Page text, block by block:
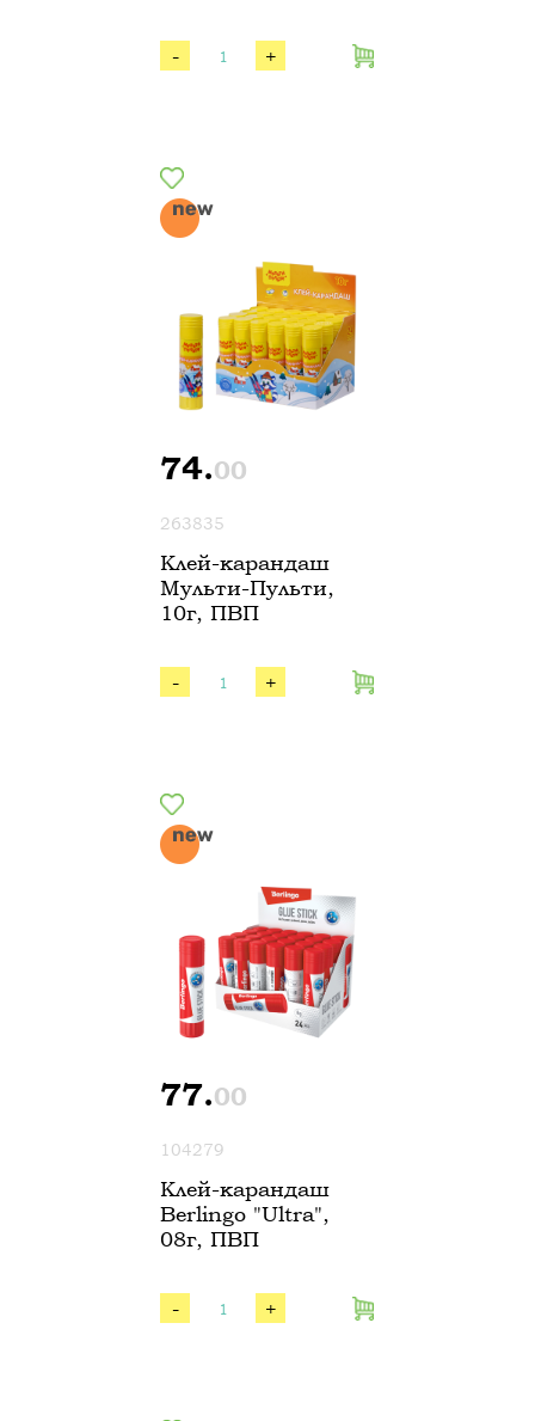
- +
74.00
263835
Клей-карандаш
Мульти-Пульти,
10г, ПВП
- +
77.00
104279
Клей-карандаш
Berlingo "Ultra",
08г, ПВП
- +